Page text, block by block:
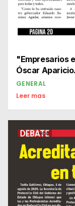
"Empresarios
GENERAL
Leer mas